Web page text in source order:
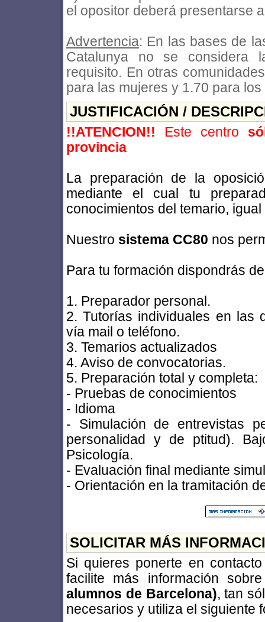
el opositor deberá presentarse
Advertencia: En las bases de
Catalunya no se considera
requisito. En otras
para las mujeres y 1.70 para
JUSTIFICACIÓN /
!!ATENCION!! Este centro
provincia
La preparación de la
mediante el cual tu
conocimientos del temario,
Nuestro sistema CC80 nos
Para tu formación dispondrás
1. Preparador personal.
2. Tutorías individuales en las
vía mail o teléfono.
3. Temarios actualizados
4. Aviso de convocatorias.
5. Preparación total y completa:
- Pruebas de conocimientos
- Idioma
- Simulación de entrevistas
personalidad y de ptitud).
Psicología.
- Evaluación final mediante
- Orientación en la tramitación
SOLICITAR MÁS
Si quieres ponerte en
facilite más información
alumnos de Barcelona), tan
necesarios y utiliza el siguiente